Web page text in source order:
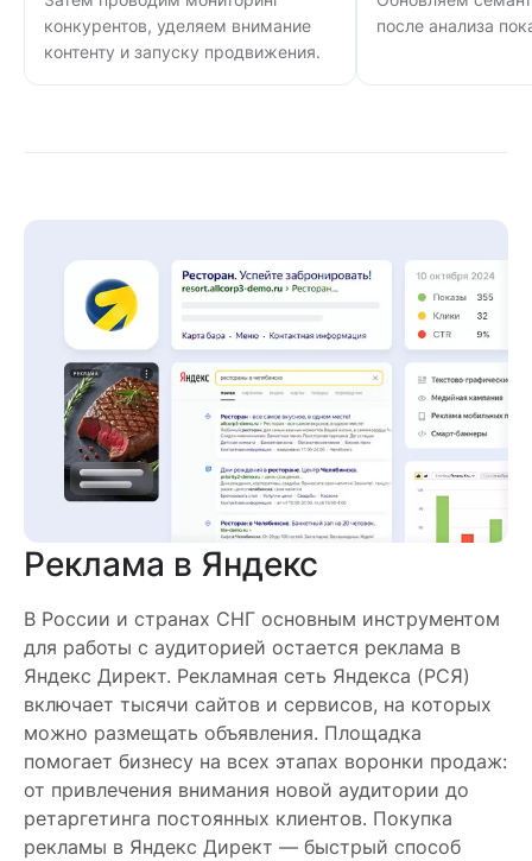
конкурентов, уделяем внимание
контенту и запуску продвижения.
после анализа
Реклама в Яндекс
В России и странах СНГ основным инструментом
для работы с аудиторией остается реклама в
Яндекс Директ. Рекламная сеть Яндекса (РСЯ)
включает тысячи сайтов и сервисов, на которых
можно размещать объявления. Площадка
помогает бизнесу на всех этапах воронки продаж:
от привлечения внимания новой аудитории до
ретаргетинга постоянных клиентов. Покупка
рекламы в Яндекс Директ — быстрый способ